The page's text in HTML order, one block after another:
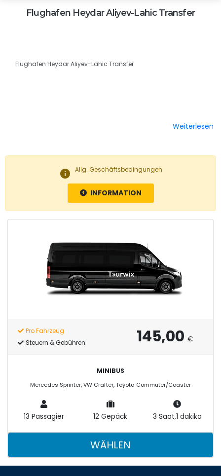
Flughafen Heydar Aliyev-Lahic Transfer
Flughafen Heydar Aliyev-Lahic Transfer
Weiterlesen
info Allg. Geschäftsbedingungen
INFORMATION
Pro Fahrzeug
Steuern & Gebühren
145,00 €
MINIBUS
Mercedes Sprinter, VW Crafter, Toyota Commuter/Coaster
13 Passagier 12 Gepäck 3 Saat,1 dakika
WÄHLEN